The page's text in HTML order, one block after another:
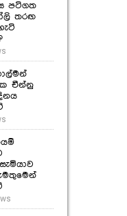
පටිගත
තරඟ
චීන්නු